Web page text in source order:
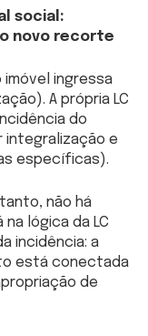
social:
novo recorte
imóvel ingressa
A própria LC
do
integralização e
específicas).
não há
lógica da LC
incidência: a
está conectada
de